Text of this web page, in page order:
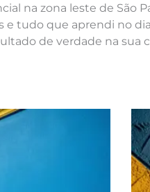
na zona leste de São
e tudo que aprendi no
de verdade na sua